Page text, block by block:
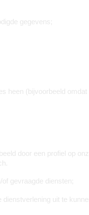
gegevens;
heen (bijvoorbeeld omdat
door een profiel op
gevraagde diensten;
uit te